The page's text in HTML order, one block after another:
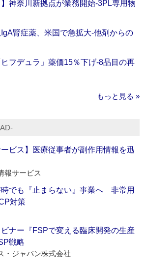
】神奈川新拠点が業務開始‐3PL専用物
IgA腎症薬、米国で急拡大‐他剤からの
ヒフデュラ」薬価15％下げ‐8品目の再
もっと見る »
ービス】医療従事者が副作用情報を迅
報サービス
時でも『止まらない』事業へ 非常用
対策
ビナー『FSPで変える臨床開発の生産
戦略
・ジャパン株式会社